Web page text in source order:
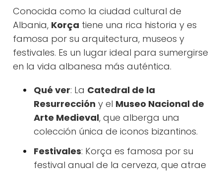
Conocida como la ciudad cultural de
Albania, Korça tiene una rica historia y es
famosa por su arquitectura, museos y
festivales. Es un lugar ideal para sumergirse
en la vida albanesa más auténtica.
Qué ver: La Catedral de la
Resurrección y el Museo Nacional de
Arte Medieval, que alberga una
colección única de iconos bizantinos.
Festivales: Korça es famosa por su
festival anual de la cerveza, que atrae